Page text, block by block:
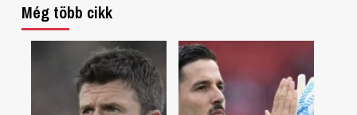
Még több cikk